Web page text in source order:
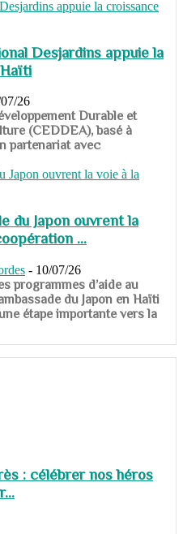
Desjardins appuie la
26
Durable et
(CEDDEA), basé à
partenariat avec
du Japon ouvrent la
...
- 10/07/26
programmes d’aide au
du Japon en Haïti
étape importante vers la
: célébrer nos héros